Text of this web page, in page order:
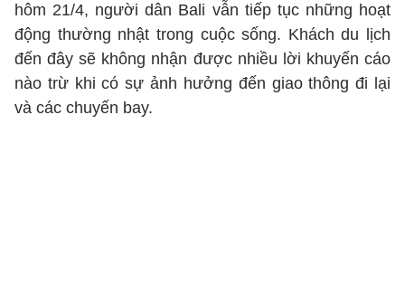
hôm 21/4, người dân Bali vẫn tiếp tục những hoạt
động thường nhật trong cuộc sống. Khách du lịch
đến đây sẽ không nhận được nhiều lời khuyến cáo
nào trừ khi có sự ảnh hưởng đến giao thông đi lại
và các chuyến bay.